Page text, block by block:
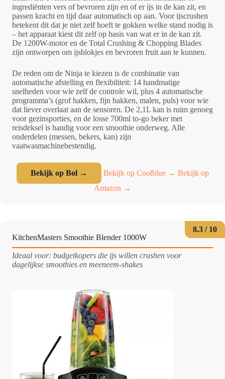
ingrediënten vers of bevroren zijn en of er ijs in de kan zit, en
passen kracht en tijd daar automatisch op aan. Voor ijscrushen
betekent dit dat je niet zelf hoeft te gokken welke stand nodig is
– het apparaat kiest dit zelf op basis van wat er in de kan zit.
De 1200W-motor en de Total Crushing & Chopping Blades
zijn ontworpen om ijsblokjes en bevroren fruit aan te kunnen.
De reden om de Ninja te kiezen is de combinatie van
automatische afstelling en flexibiliteit: 14 handmatige
snelheden voor wie zelf de controle wil, plus 4 automatische
programma’s (grof hakken, fijn hakken, malen, puls) voor wie
dat liever overlaat aan de sensoren. De 2,1L kan is ruim genoeg
voor gezinsporties, en de losse 700ml to-go beker met
reisdeksel is handig voor een smoothie onderweg. Alle
onderdelen (messen, bekers, kan) zijn
vaatwasmachinebestendig.
Bekijk op Bol → Bekijk op Coolblue → Bekijk op
Amazon →
8.3 / 10
KitchenMasters Smoothie Blender 1000W
Ideaal voor: budgetkopers die ijs willen crushen voor
dagelijkse smoothies en meeneem-shakes